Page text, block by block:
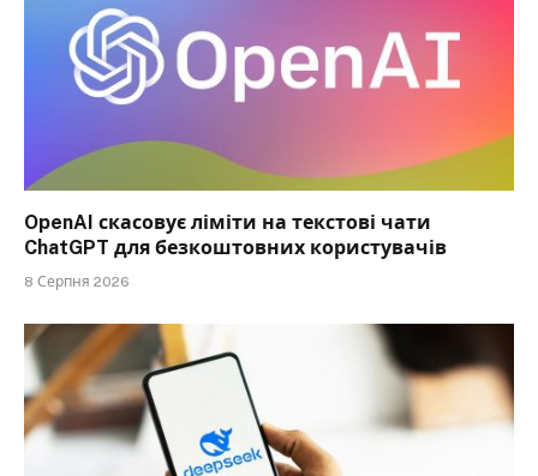
OpenAI скасовує ліміти на текстові чати
ChatGPT для безкоштовних користувачів
8 Серпня 2026